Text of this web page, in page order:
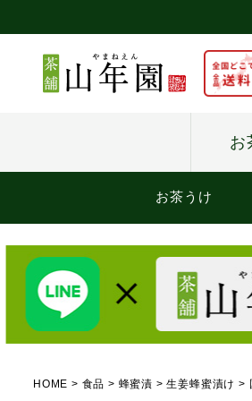
お
お茶うけ
HOME 食品 蜂蜜漬 生姜蜂蜜漬け